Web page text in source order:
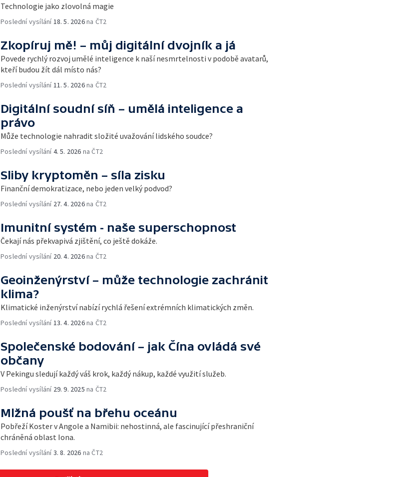
Technologie jako zlovolná magie
Poslední vysílání 18. 5. 2026na ČT2
Zkopíruj mě! – můj digitální dvojník a já
Povede rychlý rozvoj umělé inteligence k naší nesmrtelnosti v podobě avatarů,
kteří budou žít dál místo nás?
Poslední vysílání 11. 5. 2026na ČT2
Digitální soudní síň – umělá inteligence a
právo
Může technologie nahradit složité uvažování lidského soudce?
Poslední vysílání4. 5. 2026 na ČT2
Sliby kryptoměn – síla zisku
Finanční demokratizace, nebo jeden velký podvod?
Poslední vysílání 27. 4. 2026na ČT2
Imunitní systém - naše superschopnost
Čekají nás překvapivá zjištění, co ještě dokáže.
Poslední vysílání 20. 4. 2026na ČT2
Geoinženýrství – může technologie zachránit
klima?
Klimatické inženýrství nabízí rychlá řešení extrémních klimatických změn.
Poslední vysílání 13. 4. 2026na ČT2
Společenské bodování – jak Čína ovládá své
občany
V Pekingu sledují každý váš krok, každý nákup, každé využití služeb.
Poslední vysílání 29. 9. 2025 na ČT2
Mlžná poušť na břehu oceánu
Pobřeží Koster v Angole a Namibii: nehostinná, ale fascinující přeshraniční
chráněná oblast Iona.
Poslední vysílání3. 8. 2026 na ČT2